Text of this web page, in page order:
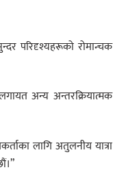
परिदृश्यहरूको रोमान्चक
अन्य अन्तरक्रियात्मक
लागि अतुलनीय यात्रा